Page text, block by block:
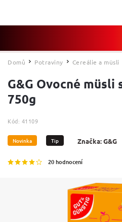
Domů / Potraviny / Cereálie a müsli
G&G Ovocné müsli
750g
Kód: 41109
Novinka Tip
20 hodnocení
Značka:G&G